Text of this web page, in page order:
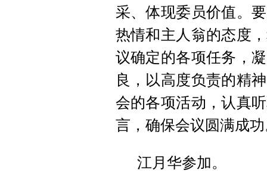
采、体现委员价值。
热情和主人翁的态度
议确定的各项任务，
良，以高度负责的精
会的各项活动，认真
言，确保会议圆满成
江月华参加。